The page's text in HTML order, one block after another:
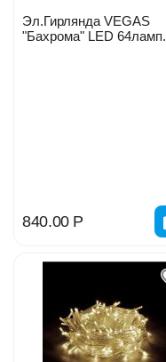
Эл.Гирлянда VEGAS
"Бахрома" LED 64ламп.
840.00 Р